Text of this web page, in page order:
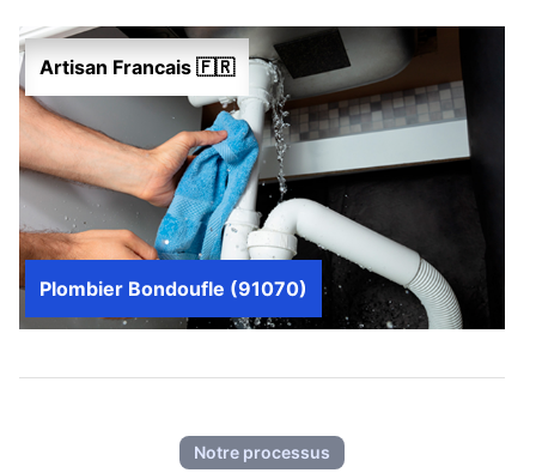
Artisan Francais 🇫🇷
Plombier Bondoufle (91070)
Notre processus